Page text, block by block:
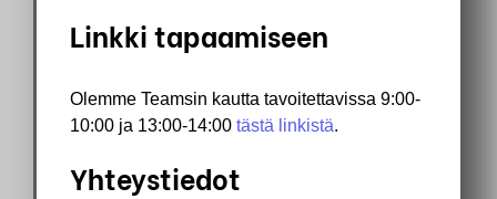
Linkki tapaamiseen
Olemme Teamsin kautta tavoitettavissa 9:00-
10:00 ja 13:00-14:00 tästä linkistä.
Yhteystiedot